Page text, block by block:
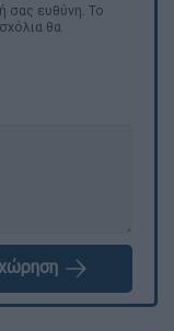
σας ευθύνη. Το
θα